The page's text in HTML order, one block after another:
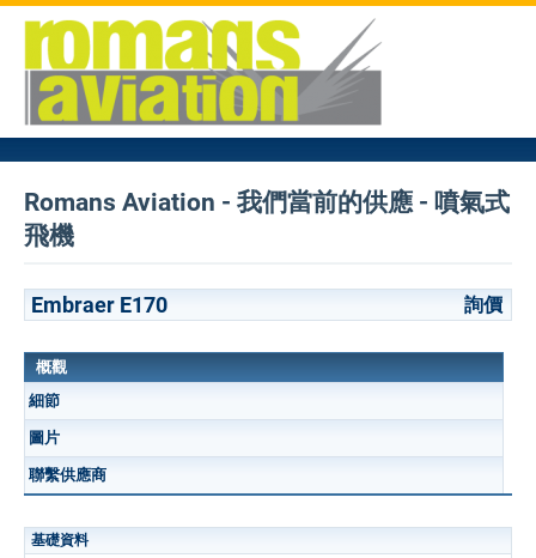
Romans Aviation - 我們當前的供應 - 噴氣式
飛機
Embraer E170 詢價
概觀
細節
圖片
聯繫供應商
基礎資料